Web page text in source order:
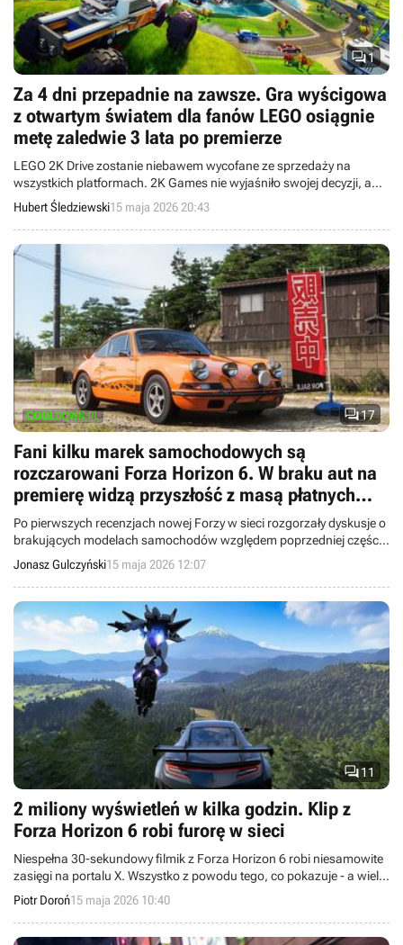
1
Za 4 dni przepadnie na zawsze. Gra wyścigowa
z otwartym światem dla fanów LEGO osiągnie
metę zaledwie 3 lata po premierze
LEGO 2K Drive zostanie niebawem wycofane ze sprzedaży na
wszystkich platformach. 2K Games nie wyjaśniło swojej decyzji, a
gracze mają ostatnią szansę na ewentualny zakup produkcji.
Hubert Śledziewski15 maja 2026 20:43
17
Fani kilku marek samochodowych są
rozczarowani Forza Horizon 6. W braku aut na
premierę widzą przyszłość z masą płatnych
paczek
Po pierwszych recenzjach nowej Forzy w sieci rozgorzały dyskusje o
brakujących modelach samochodów względem poprzedniej części.
Choć rzeczywiście jest ich mniej, to twórcy zapowiadają dodanie
kolejnych marek w przyszłości.
Jonasz Gulczyński15 maja 2026 12:07
11
2 miliony wyświetleń w kilka godzin. Klip z
Forza Horizon 6 robi furorę w sieci
Niespełna 30-sekundowy filmik z Forza Horizon 6 robi niesamowite
zasięgi na portalu X. Wszystko z powodu tego, co pokazuje - a wielu
graczy twierdzi, że jest to coś wyjątkowego nawet jak na Forzę
Horizon.
Piotr Doroń15 maja 2026 10:40